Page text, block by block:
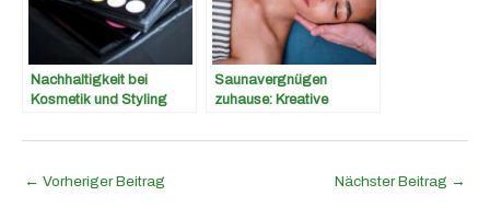
Nachhaltigkeit bei
Kosmetik und Styling
Saunavergnügen
zuhause: Kreative
private Wellnessoase
← Vorheriger Beitrag Nächster Beitrag →